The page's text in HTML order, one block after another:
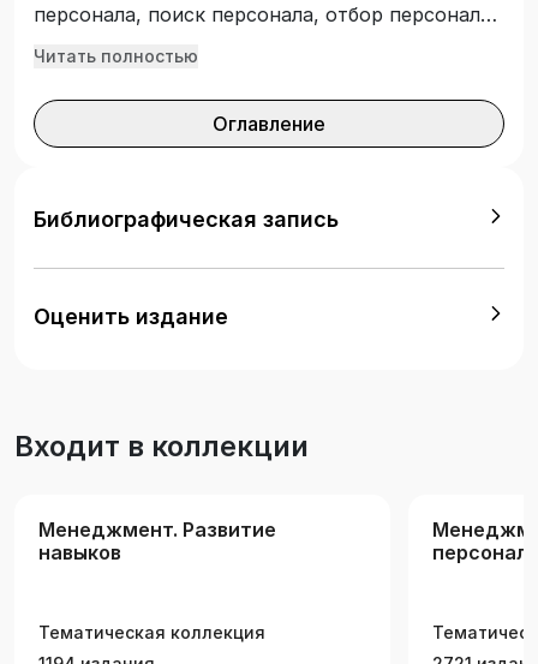
персонала, поиск персонала, отбор персонала,
наем персонала, адаптация персонала,
оценка и аттестация персонала, развитие
персонала, увольнение персонала. После
усвоения рассмотренного материала. В
задания и тестовые вопросы. Материалы
учебного пособия предназначены для
использования в учебном процессе для
Читать полностью
Оглавление
Библиографическая запись
Оценить издание
Входит в коллекции
Менеджмент. Развитие
навыков
Тематическая коллекция